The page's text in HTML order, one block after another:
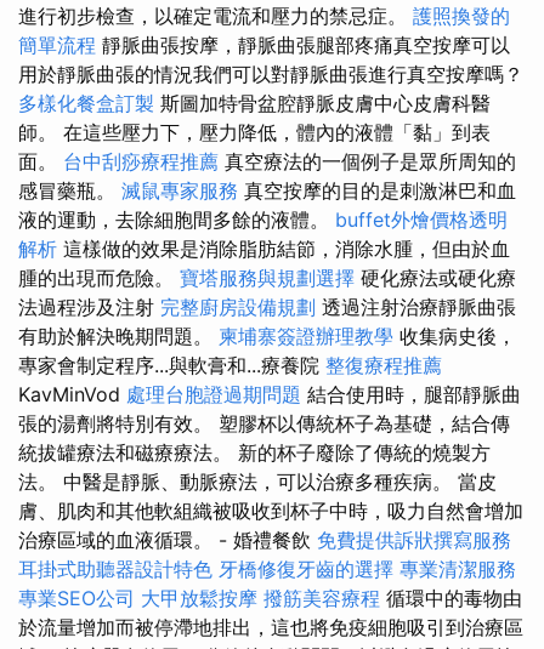
進行初步檢查，以確定電流和壓力的禁忌症。 護照換發的
簡單流程 靜脈曲張按摩，靜脈曲張腿部疼痛真空按摩可以
用於靜脈曲張的情況我們可以對靜脈曲張進行真空按摩嗎？
多樣化餐盒訂製 斯圖加特骨盆腔靜脈皮膚中心皮膚科醫
師。 在這些壓力下，壓力降低，體內的液體「黏」到表
面。 台中刮痧療程推薦 真空療法的一個例子是眾所周知的
感冒藥瓶。 滅鼠專家服務 真空按摩的目的是刺激淋巴和血
液的運動，去除細胞間多餘的液體。 buffet外燴價格透明
解析 這樣做的效果是消除脂肪結節，消除水腫，但由於血
腫的出現而危險。 寶塔服務與規劃選擇 硬化療法或硬化療
法過程涉及注射 完整廚房設備規劃 透過注射治療靜脈曲張
有助於解決晚期問題。 柬埔寨簽證辦理教學 收集病史後，
專家會制定程序...與軟膏和...療養院 整復療程推薦
KavMinVod 處理台胞證過期問題 結合使用時，腿部靜脈曲
張的湯劑將特別有效。 塑膠杯以傳統杯子為基礎，結合傳
統拔罐療法和磁療療法。 新的杯子廢除了傳統的燒製方
法。 中醫是靜脈、動脈療法，可以治療多種疾病。 當皮
膚、肌肉和其他軟組織被吸收到杯子中時，吸力自然會增加
治療區域的血液循環。 - 婚禮餐飲 免費提供訴狀撰寫服務
耳掛式助聽器設計特色 牙橋修復牙齒的選擇 專業清潔服務
專業SEO公司 大甲放鬆按摩 撥筋美容療程 循環中的毒物由
於流量增加而被停滯地排出，這也將免疫細胞吸引到治療區